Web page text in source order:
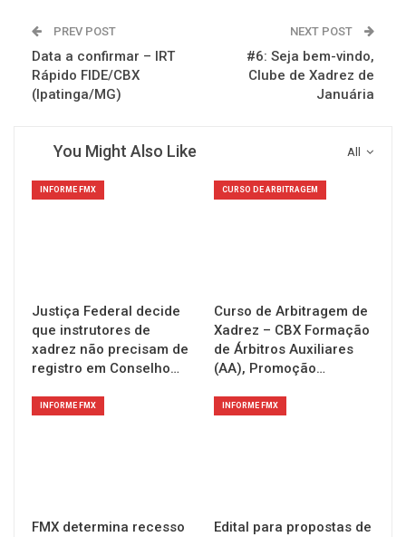
PREV POST
Data a confirmar – IRT
Rápido FIDE/CBX
(Ipatinga/MG)
NEXT POST
#6: Seja bem-vindo,
Clube de Xadrez de
Januária
All
You Might Also Like
INFORME FMX
Justiça Federal decide
que instrutores de
xadrez não precisam de
registro em Conselho…
CURSO DE ARBITRAGEM
Curso de Arbitragem de
Xadrez – CBX Formação
de Árbitros Auxiliares
(AA), Promoção…
INFORME FMX
FMX determina recesso
INFORME FMX
Edital para propostas de